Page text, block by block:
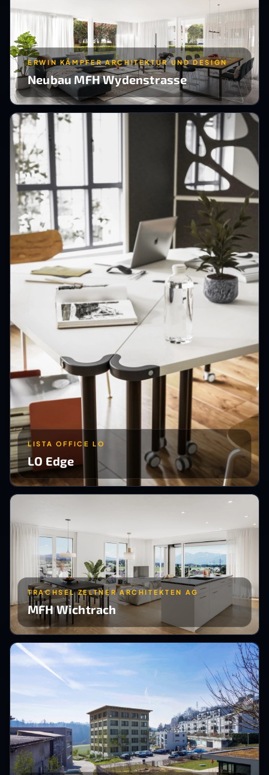
ERWIN KÄMPFER ARCHITEKTUR UND DESIGN
Neubau MFH Wydenstrasse
LISTA OFFICE LO
LO Edge
TRACHSEL ZELTNER ARCHITEKTEN AG
MFH Wichtrach